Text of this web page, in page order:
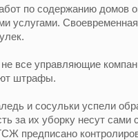
по содержанию домов
услугами.
все управляющие
штрафы.
и сосульки успели
за их уборку несут
предписано